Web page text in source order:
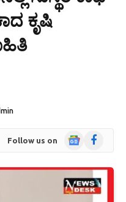
ಕೃಷಿ
Follow us on
GoogleFacebook